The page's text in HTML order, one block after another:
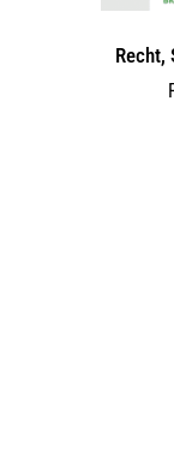
Recht,